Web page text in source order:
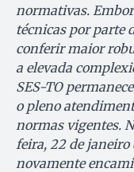
normativas.
técnicas por parte
conferir maior
a elevada
SES-TO
o pleno
normas vigentes.
feira, 22 de
novamente